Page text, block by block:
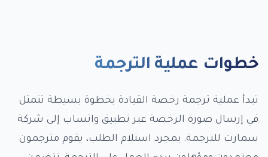
خطوات عملية الترجمة
تبدأ عملية ترجمة رخصة القيادة بخطوة بسيطة تتمثل
في إرسال صورة الرخصة عبر تطبيق واتساب إلى شركة
سمارت للترجمة. بمجرد استلام الطلب، يقوم مترجمون